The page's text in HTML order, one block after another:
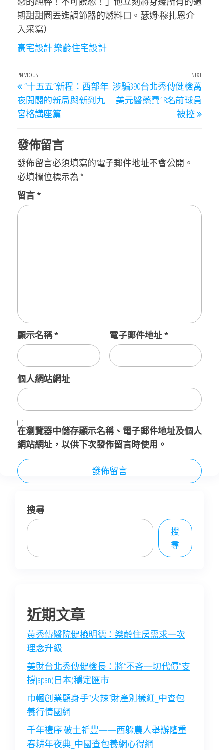
期甜甜圈丟進調節器的燃料口。瑟姆·穆扎恩介
入采寫）
豪宅設計樂齡住宅設計
文
章
導
Previous
Post
PREVIOUS
“十五五”新程：西部年
夜開闢的新局與新到九
宮格講座篇
Next
NEXT
涉騙390台北秀傳健檢萬
美元醫藥費18名前球員
被控
發佈留言
發佈留言必須填寫的電子郵件地址不會公開。
必填欄位標示為 *
留言*
顯示名稱* 電子郵件地址*
個人網站網址
在瀏覽器中儲存顯示名稱、電子郵件地址及個人
網站網址，以供下次發佈留言時使用。
搜尋
搜
尋
近期文章
黃秀傳醫院健檢明德：樂齡住房需求一次
理念升級
美財台北秀傳健檢長：將“不吝一切代價”支
撐japan(日本)穩定匯市
巾幗創業顯身手“火辣”財產別樣紅_中查包
養行情國網
千年禮序 破土祈豐——西躲農人舉辦隆重
春耕年夜典_中國查包養網心得網